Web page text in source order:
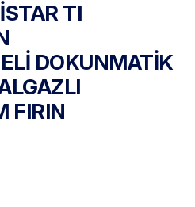
TI
DOKUNMATİK
FIRIN